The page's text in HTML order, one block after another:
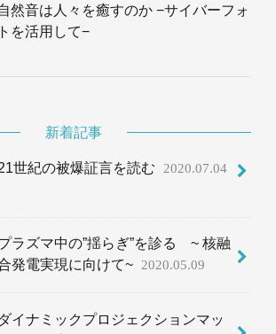
然音は人々を癒すのか −サイバーフォ
を活用して−
新着記事
世紀の被爆証言を読む 2020.07.04
ラズマ中の”揺らぎ”を診る ~ 核融
発電実現に向けて~ 2020.05.09
ダイナミックプロジェクションマッ